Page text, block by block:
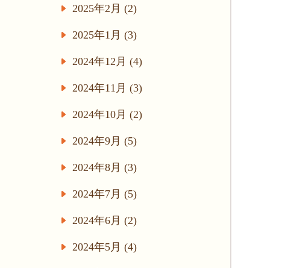
2025年2月 (2)
2025年1月 (3)
2024年12月 (4)
2024年11月 (3)
2024年10月 (2)
2024年9月 (5)
2024年8月 (3)
2024年7月 (5)
2024年6月 (2)
2024年5月 (4)